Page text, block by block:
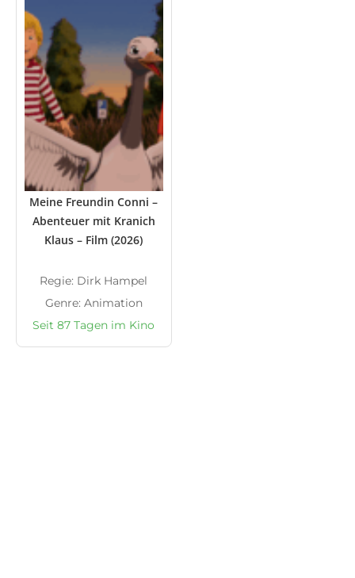
Meine Freundin Conni –
Abenteuer mit Kranich
Klaus – Film (2026)
Regie: Dirk Hampel
Genre: Animation
Seit 87 Tagen im Kino